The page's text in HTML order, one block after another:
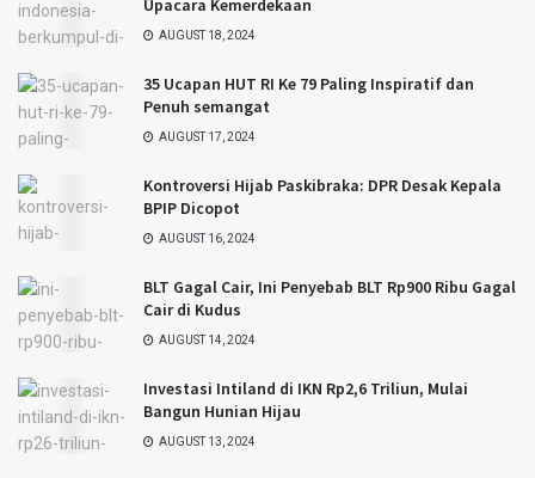
Upacara Kemerdekaan
AUGUST 18, 2024
35 Ucapan HUT RI Ke 79 Paling Inspiratif dan
Penuh semangat
AUGUST 17, 2024
Kontroversi Hijab Paskibraka: DPR Desak Kepala
BPIP Dicopot
AUGUST 16, 2024
BLT Gagal Cair, Ini Penyebab BLT Rp900 Ribu Gagal
Cair di Kudus
AUGUST 14, 2024
Investasi Intiland di IKN Rp2,6 Triliun, Mulai
Bangun Hunian Hijau
AUGUST 13, 2024